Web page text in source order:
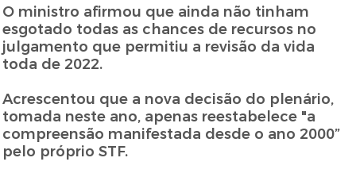
O ministro afirmou que ainda não tinham
esgotado todas as chances de recursos no
julgamento que permitiu a revisão da vida
toda de 2022.
Acrescentou que a nova decisão do plenário,
tomada neste ano, apenas reestabelece "a
compreensão manifestada desde o ano 2000”
pelo próprio STF.